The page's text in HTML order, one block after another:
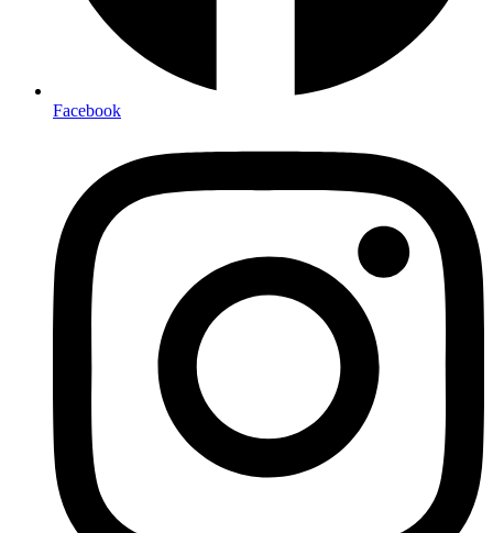
Facebook